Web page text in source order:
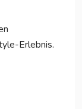
Erlebnis.